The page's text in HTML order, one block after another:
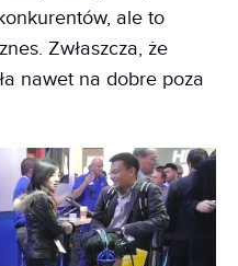
ale to
Zwłaszcza, że
nawet na dobre poza